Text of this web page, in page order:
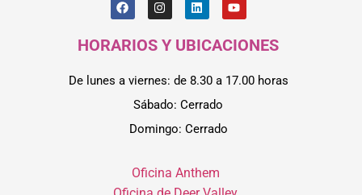
HORARIOS Y UBICACIONES
De lunes a viernes: de 8.30 a 17.00 horas
Sábado: Cerrado
Domingo: Cerrado
Oficina Anthem